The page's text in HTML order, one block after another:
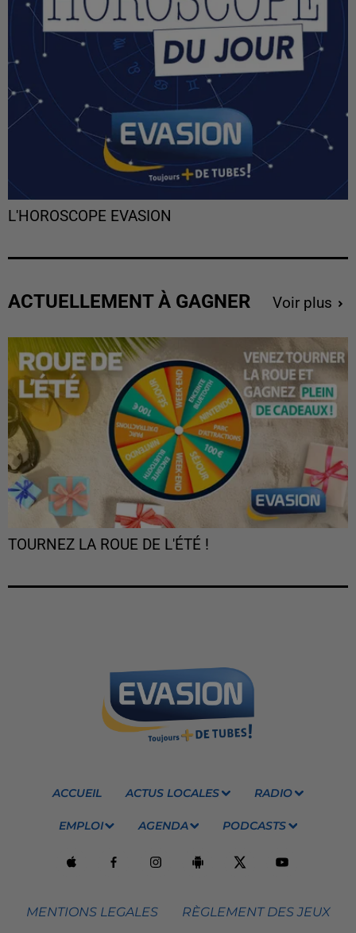
L'HOROSCOPE EVASION
ACTUELLEMENT À GAGNER Voir plus
TOURNEZ LA ROUE DE L'ÉTÉ !
ACCUEIL ACTUS LOCALES RADIO
EMPLOI AGENDA PODCASTS
MENTIONS LEGALES RÈGLEMENT DES JEUX